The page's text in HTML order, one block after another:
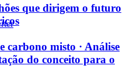
que dirigem o futuro
carbono misto · Análise
do conceito para o